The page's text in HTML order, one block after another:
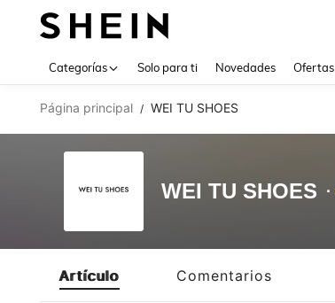
Categorías Solo para ti Novedades Ofertas
Página principal / WEI TU SHOES
WEI TU SHOES
Artículo Comentarios